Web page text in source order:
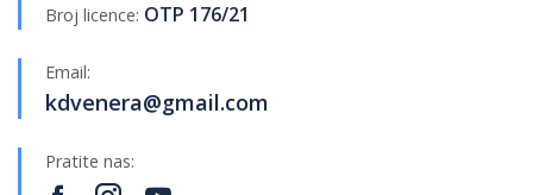
Broj licence: OTP 176/21
Email:
kdvenera@gmail.com
Pratite nas: